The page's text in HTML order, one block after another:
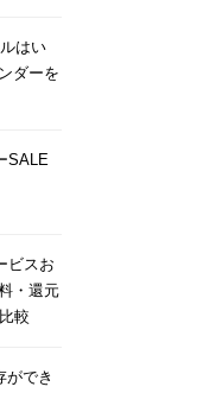
はい
ダーを
SALE
ビスお
・還元
較
ができ